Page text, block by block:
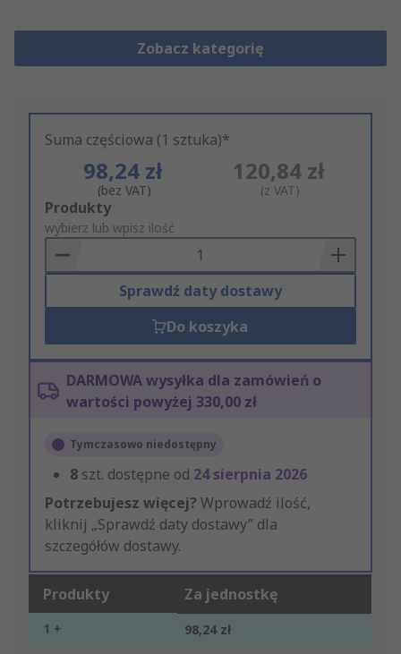
Zobacz kategorię
Suma częściowa (1 sztuka)*
98,24 zł
(bez VAT)
120,84 zł
(z VAT)
Add
to
Basket
Produkty
wybierz lub wpisz ilość
Sprawdź daty dostawy
Do koszyka
DARMOWA wysyłka dla zamówień o
wartości powyżej 330,00 zł
Tymczasowo niedostępny
8 szt. dostępne od 24 sierpnia 2026
Potrzebujesz więcej? Wprowadź ilość,
kliknij „Sprawdź daty dostawy” dla
szczegółów dostawy.
Produkty Za jednostkę
1 + 98,24 zł